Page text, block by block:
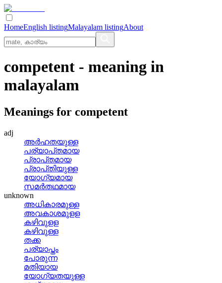
HomeEnglish listingMalayalam listingAbout
competent - meaning in
malayalam
Meanings for competent
adj
അര്‍ഹതയുള്ള
പര്യാപ്‌തമായ
പ്രാപ്‌തമായ
പ്രാപ്‌തിയുള്ള
യോഗ്യമായ
സമര്‍തഥമായ
unknown
അധികാരമുള്ള
അവകാശമുളള
കഴിവുളള
കഴിവുള്ള
തക്ക
പര്യാപ്തം
പോരുന്ന
മതിയായ
യോഗ്യതയുള്ള